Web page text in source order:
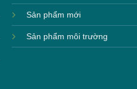
Sản phẩm mới
Sản phẩm môi trường